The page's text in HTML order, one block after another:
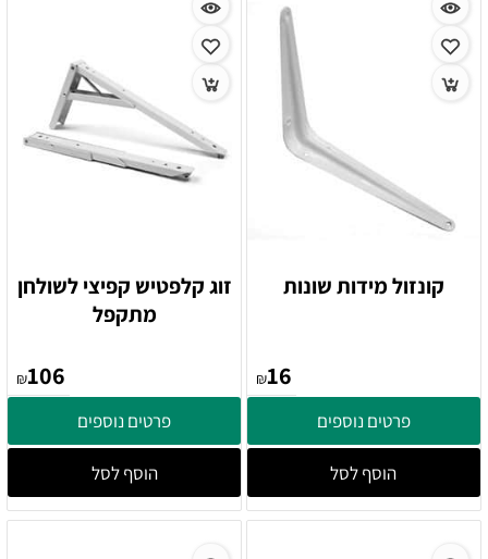
קונזול מידות שונות
₪16
פרטים נוספים
הוסף לסל
זוג קלפטיש קפיצי לשולחן
מתקפל
₪106
פרטים נוספים
הוסף לסל